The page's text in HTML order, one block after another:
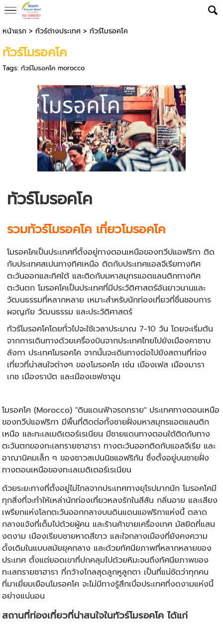
หน้าแรก > ทัวร์ต่างประเทศ> ทัวร์โมรอคโค
ทัวร์โมรอคโค
Tags: ทัวร์โมรอคโค morocco
ทัวร์โมรอคโค
รวมทัวร์โมรอคโค เที่ยวโมรอคโค
โมรอคโคเป็นประเทศที่ตั้งอยู่ทางตอนเหนือของทวีปแอฟริกา ติด
กับประเทศสเปนทางทิศเหนือ ติดกับประเทศแอลจีเรียทางทิศ
ตะวันออกและทิศใต้ และติดกับมหาสมุทรแอตแลนติกทางทิศ
ตะวันตก โมรอคโคเป็นประเทศที่มีประวัติศาสตร์อันยาวนานและ
วัฒนธรรมที่หลากหลาย เหมาะสำหรับนักท่องเที่ยวที่ชื่นชอบการ
ผจญภัย วัฒนธรรม และประวัติศาสตร์
ทัวร์โมรอคโคโดยทั่วไปจะใช้เวลาประมาณ 7-10 วัน โดยจะเริ่มต้น
จากการเดินทางด้วยเครื่องบินจากประเทศไทยไปยังเมืองคาซาบ
ลังกา ประเทศโมรอคโค จากนั้นจะเดินทางต่อไปยังสถานที่ท่อง
เที่ยวที่น่าสนใจต่างๆ ของโมรอคโค เช่น เมืองเฟส เมืองมารา
เกช เมืองราบัต และเมืองเชฟชาอูน
โมรอคโค (Morocco) "ดินแดนฟ้าจรดทราย" ประเทศทางตอนเหนือ
ของทวีปแอฟริกา มีพื้นที่ติดต่อทั้งชายฝั่งมหาสมุทรแอตแลนติก
เหนือ และทะเลเมดิเตอร์เรเนียน มีชายแดนทางตอนใต้ติดกับทาง
ตะวันตกของทะเลทรายซาฮารา ทางตะวันออกติดกับแอลจีเรีย และ
อาณานิคมเล็ก ๆ ของชาวสเปนนิชแอฟริกัน ซึ่งตั้งอยู่บนชายฝั่ง
ทางตอนเหนือของทะเลเมดิเตอร์เรเนียน
ด้วยระยะทางที่ตั้งอยู่ไม่ไกลจากประเทศทางยุโรปมากนัก โมรอคโคมี
ทุกสิ่งที่จะทำให้เหล่านักท่องเที่ยวหลงรักในสีสัน กลิ่นอาย และเสียง
เพรียกแห่งโลกตะวันออกกลางบนดินแดนแอฟริกาแห่งนี้ ตลาด
กลางแจ้งที่เต็มไปด้วยผู้คน และร้านค้าขายเครื่องเทศ มัสยิดที่แสน
งดงาม เมืองเรียบชายหาดสีขาว และใจกลางเมืองที่ยังคงความ
ดั้งเดิมในแบบสมัยยุคกลาง และด้วยทัศนียภาพที่หลากหลายของ
ประเทศ ตั้งแต่ยอดเขาที่ปกคลุมไปด้วยหิมะจนถึงทัศนียภาพของ
ทะเลทรายซาฮารา ที่กว้างไกลสุดลูกหูลูกตา เป็นที่แน่ชัดว่าทุกคน
ที่มาเยี่ยมเยือนโมรอคโค จะไม่มีทางรู้สึกเบื่อประเทศที่งดงามแห่งนี้
อย่างแน่นอน
สถานที่ท่องเที่ยวที่น่าสนใจในทัวร์โมรอคโค ได้แก่